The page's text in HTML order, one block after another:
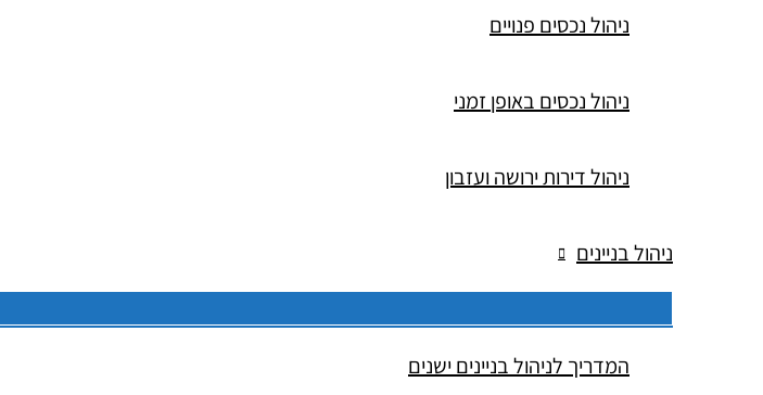
ניהול נכסים פנויים
ניהול נכסים באופן זמני
ניהול דירות ירושה ועזבון
ניהול בניינים
המדריך לניהול בניינים ישנים